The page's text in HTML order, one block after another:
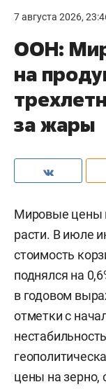
7 августа 2026,
ООН:
на
за жары
Мировые цены
расти. В июле
стоимость
поднялся на
в годовом
отметки с
цены на зерно,